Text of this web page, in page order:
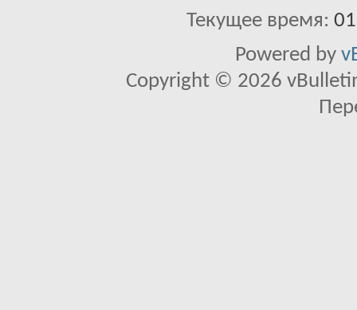
Текущее время:
Powered by
Copyright © 2026